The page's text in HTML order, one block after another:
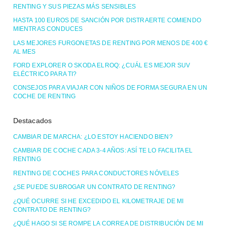
RENTING Y SUS PIEZAS MÁS SENSIBLES
HASTA 100 EUROS DE SANCIÓN POR DISTRAERTE COMIENDO
MIENTRAS CONDUCES
LAS MEJORES FURGONETAS DE RENTING POR MENOS DE 400 €
AL MES
FORD EXPLORER O SKODA ELROQ: ¿CUÁL ES MEJOR SUV
ELÉCTRICO PARA TI?
CONSEJOS PARA VIAJAR CON NIÑOS DE FORMA SEGURA EN UN
COCHE DE RENTING
Destacados
CAMBIAR DE MARCHA: ¿LO ESTOY HACIENDO BIEN?
CAMBIAR DE COCHE CADA 3-4 AÑOS: ASÍ TE LO FACILITA EL
RENTING
RENTING DE COCHES PARA CONDUCTORES NÓVELES
¿SE PUEDE SUBROGAR UN CONTRATO DE RENTING?
¿QUÉ OCURRE SI HE EXCEDIDO EL KILOMETRAJE DE MI
CONTRATO DE RENTING?
¿QUÉ HAGO SI SE ROMPE LA CORREA DE DISTRIBUCIÓN DE MI